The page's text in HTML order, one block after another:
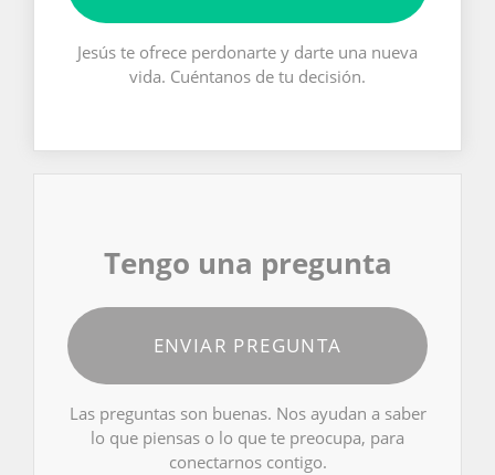
Jesús te ofrece perdonarte y darte una nueva
vida. Cuéntanos de tu decisión.
Tengo una pregunta
ENVIAR PREGUNTA
Las preguntas son buenas. Nos ayudan a saber
lo que piensas o lo que te preocupa, para
conectarnos contigo.